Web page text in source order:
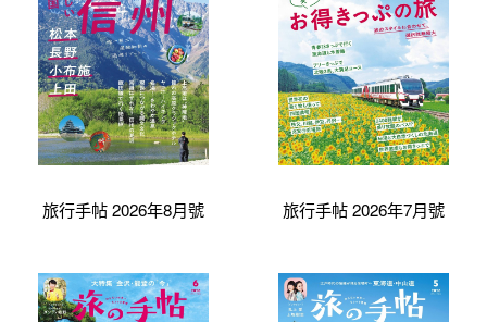
旅行手帖 2026年8月號 旅行手帖 2026年7月號